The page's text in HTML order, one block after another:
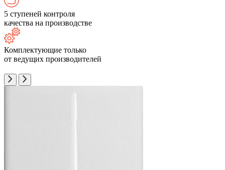
5 ступеней контроля
качества на производстве
Комплектующие только
от ведущих производителей